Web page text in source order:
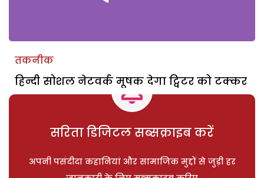
तकनीक
हिन्दी सोशल नेटवर्क मूषक देगा ट्विटर को टक्कर
सरिता डिजिटल सब्सक्राइब करें
अपनी पसंदीदा कहानियां और सामाजिक मुद्दों से जुड़ी हर